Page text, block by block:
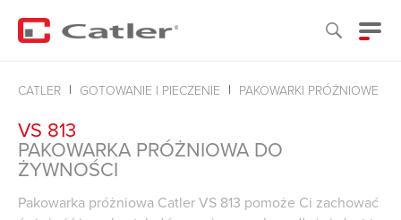
CATLER GOTOWANIE I PIECZENIE PAKOWARKI PRÓŻNIOWE
VS 813
PAKOWARKA PRÓŻNIOWA DO
ŻYWNOŚCI
Pakowarka próżniowa Catler VS 813 pomoże Ci zachować